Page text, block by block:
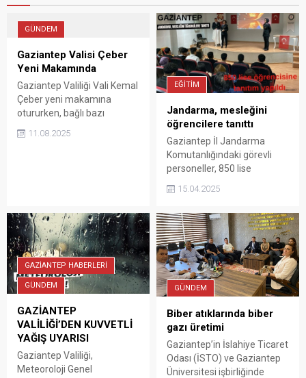
GÜNDEM
Gaziantep Valisi Çeber
Yeni Makamında
Gaziantep Valiliği Vali Kemal
Çeber yeni makamına
otururken, bağlı bazı
binasında hizmet vermeye
11.08.2025
EĞİTİM
Jandarma, mesleğini
öğrencilere tanıttı
Gaziantep İl Jandarma
Komutanlığındaki görevli
personeller, 850 lise
öğrencisine jandarma
mesleğini tanıttı.
15.04.2025
GAZİANTEP HABERLERİ
GÜNDEM
GAZİANTEP
VALİLİĞİ’DEN KUVVETLİ
YAĞIŞ UYARISI
Gaziantep Valiliği,
Meteoroloji Genel
GÜNDEM
Biber atıklarında biber
gazı üretimi
Gaziantep’in İslahiye Ticaret
Odası (İSTO) ve Gaziantep
Üniversitesi işbirliğinde